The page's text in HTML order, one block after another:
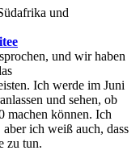
und
und wir haben
Ich werde im Juni
und sehen, ob
machen können. Ich
ich weiß auch, dass
zu tun.